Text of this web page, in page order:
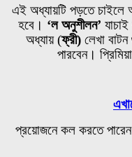
এই অধ্যায়টি পড়তে চাইলে
হবে। ‘ল অনুশীলন’
অধ্যায়(ফ্রী)লেখা
পারবেন।
প্রয়োজনে কল করতে